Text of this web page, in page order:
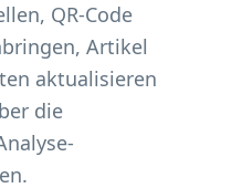
QR-Code
Artikel
aktualisieren
die